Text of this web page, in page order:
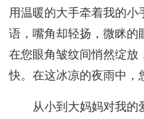
用温暖的大手牵着我的
语，嘴角却轻扬，微眯的
在您眼角皱纹间悄然绽放
快。在这冰凉的夜雨中，
从小到大妈妈对我的爱